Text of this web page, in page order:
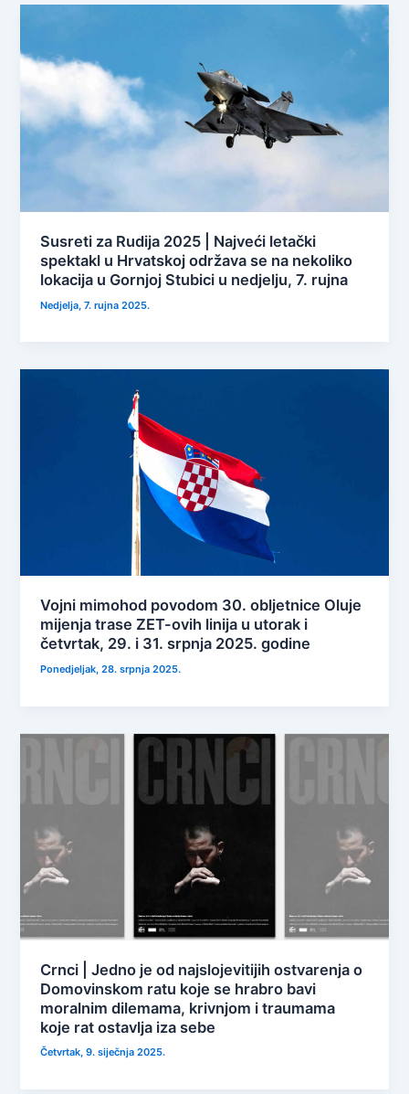
Susreti za Rudija 2025 | Najveći letački
spektakl u Hrvatskoj održava se na nekoliko
lokacija u Gornjoj Stubici u nedjelju, 7. rujna
Nedjelja, 7. rujna 2025.
Vojni mimohod povodom 30. obljetnice Oluje
mijenja trase ZET-ovih linija u utorak i
četvrtak, 29. i 31. srpnja 2025. godine
Ponedjeljak, 28. srpnja 2025.
Crnci | Jedno je od najslojevitijih ostvarenja o
Domovinskom ratu koje se hrabro bavi
moralnim dilemama, krivnjom i traumama
koje rat ostavlja iza sebe
Četvrtak, 9. siječnja 2025.